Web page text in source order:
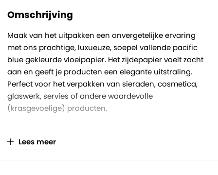
Omschrijving
Maak van het uitpakken een onvergetelijke ervaring
met ons prachtige, luxueuze, soepel vallende pacific
blue gekleurde vloeipapier. Het zijdepapier voelt zacht
aan en geeft je producten een elegante uitstraling.
Perfect voor het verpakken van sieraden, cosmetica,
glaswerk, servies of andere waardevolle
(krasgevoelige) producten.
en een papierkwaliteit van 18 gram/m2. Het papier is
één keer toegeslagen verpakt per 480 vellen in een pak.
Lees meer